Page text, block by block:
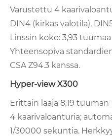
Varustettu 4
DIN4 (kirkas valotila),
Linssin koko: 3,93
Yhteensopiva standardien
CSA Z94.3 kanssa.
Hyper-view X300
Erittäin laaja 8,19
4 kaarivaloanturia;
1/30000 sekuntia.